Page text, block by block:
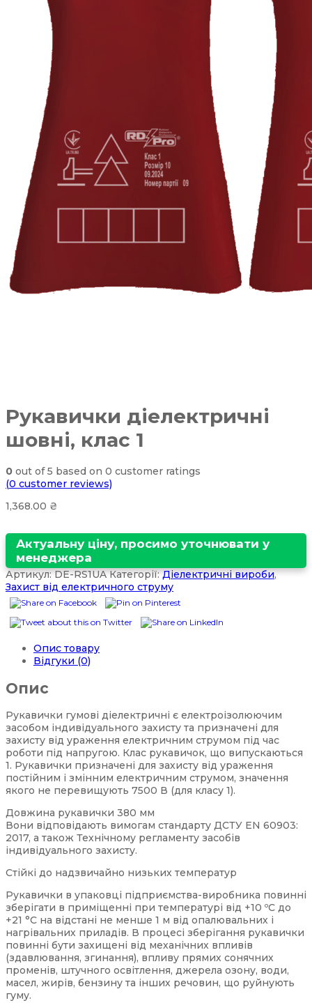
Рукавички діелектричні
шовні, клас 1
0 out of5 based on 0 customer ratings
(0 customer reviews)
1,368.00 ₴
Актуальну ціну, просимо уточнювати у
менеджера
Артикул:DE-RS1UA Категорії:Діелектричні вироби,
Захист від електричного струму
Опис товару
Відгуки (0)
Опис
Рукавички гумові діелектричні є електроізолюючим
засобом індивідуального захисту та призначені для
захисту від ураження електричним струмом під час
роботи під напругою. Клас рукавичок, що випускаються
1. Рукавички призначені для захисту від ураження
постійним і змінним електричним струмом, значення
якого не перевищують 7500 В (для класу 1).
Довжина рукавички 380 мм
Вони відповідають вимогам стандарту ДСТУ EN 60903:
2017, а також Технічному регламенту засобів
індивідуального захисту.
Cтійкі до надзвичайно низьких температур
Рукавички в упаковці підприємства-виробника повинні
зберігати в приміщенні при температурі від +10 ºС до
+21 °С на відстані не менше 1 м від опалювальних і
нагрівальних приладів. В процесі зберігання рукавички
повинні бути захищені від механічних впливів
(здавлювання, згинання), впливу прямих сонячних
променів, штучного освітлення, джерела озону, води,
масел, жирів, бензину та інших речовин, що руйнують
гуму.